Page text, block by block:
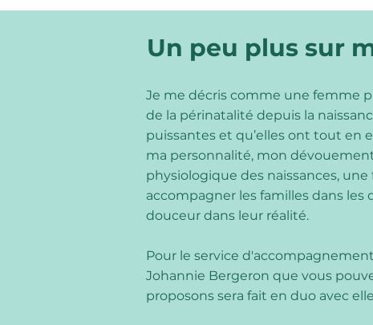
Un peu plus sur
Je me décris comme une femme
de la périnatalité depuis la
puissantes et qu’elles ont tout en
ma personnalité, mon
physiologique des naissances,
accompagner les familles dans
douceur dans leur réalité.
Pour le service
Johannie Bergeron que vous
proposons sera fait en duo avec